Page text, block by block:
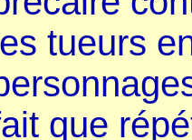
tueurs
que